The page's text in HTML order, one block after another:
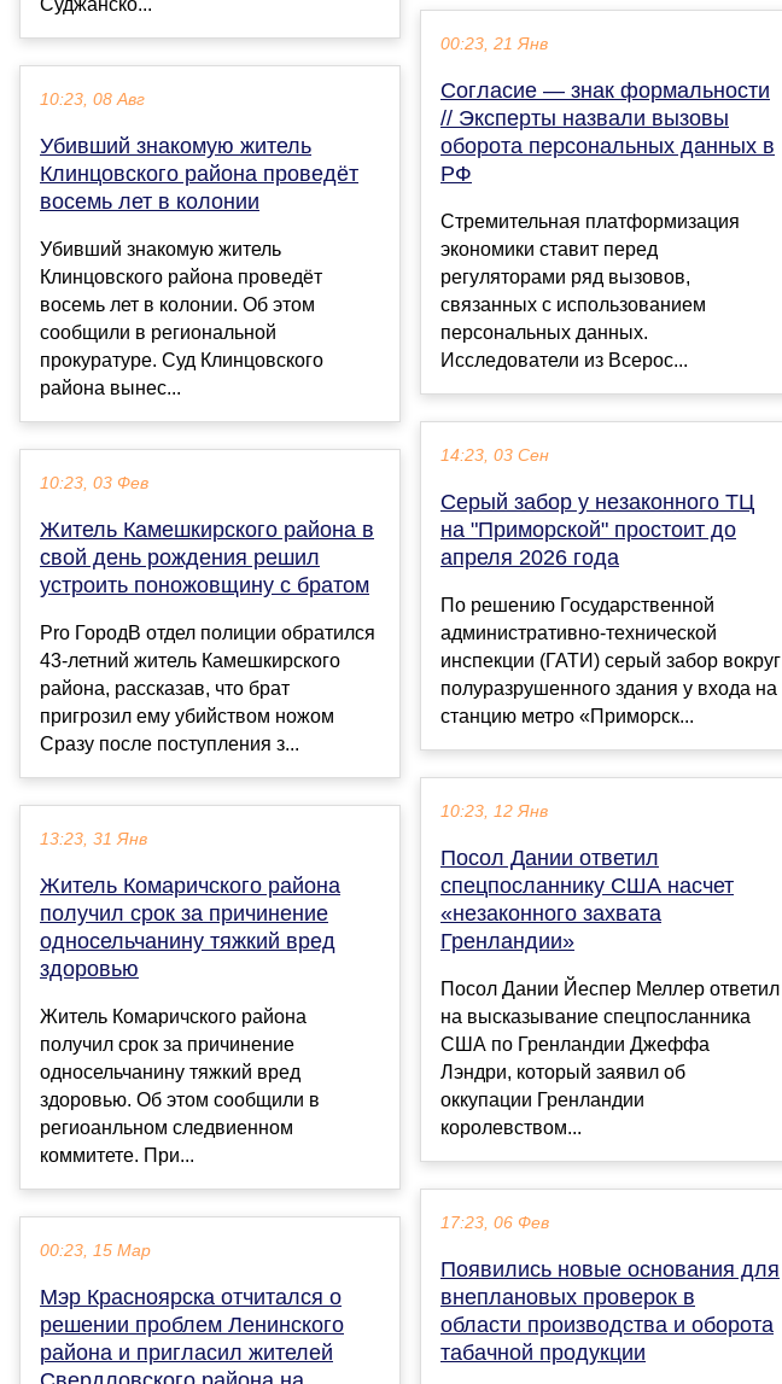
10:23, 08 Авг
Убивший знакомую житель
Клинцовского района проведёт
восемь лет в колонии
Убивший знакомую житель
Клинцовского района проведёт
восемь лет в колонии. Об этом
сообщили в региональной
прокуратуре. Суд Клинцовского
района вынес...
10:23, 03 Фев
Житель Камешкирского района в
свой день рождения решил
устроить поножовщину с братом
Pro ГородВ отдел полиции обратился
43-летний житель Камешкирского
района, рассказав, что брат
пригрозил ему убийством ножом
Сразу после поступления з...
13:23, 31 Янв
Житель Комаричского района
получил срок за причинение
односельчанину тяжкий вред
здоровью
Житель Комаричского района
получил срок за причинение
односельчанину тяжкий вред
здоровью. Об этом сообщили в
региоанльном следвиенном
коммитете. При...
00:23, 15 Мар
Мэр Красноярска отчитался о
решении проблем Ленинского
района и пригласил жителей
00:23, 21 Янв
Согласие — знак формальности
// Эксперты назвали вызовы
оборота персональных данных в
РФ
Стремительная платформизация
экономики ставит перед
регуляторами ряд вызовов,
связанных с использованием
персональных данных.
Исследователи из Всерос...
14:23, 03 Сен
Серый забор у незаконного ТЦ
на "Приморской" простоит до
апреля 2026 года
По решению Государственной
административно-технической
инспекции (ГАТИ) серый забор вокруг
полуразрушенного здания у входа на
станцию метро «Приморск...
10:23, 12 Янв
Посол Дании ответил
спецпосланнику США насчет
«незаконного захвата
Гренландии»
Посол Дании Йеспер Меллер ответил
на высказывание спецпосланника
США по Гренландии Джеффа
Лэндри, который заявил об
оккупации Гренландии
королевством...
17:23, 06 Фев
Появились новые основания для
внеплановых проверок в
области производства и оборота
табачной продукции